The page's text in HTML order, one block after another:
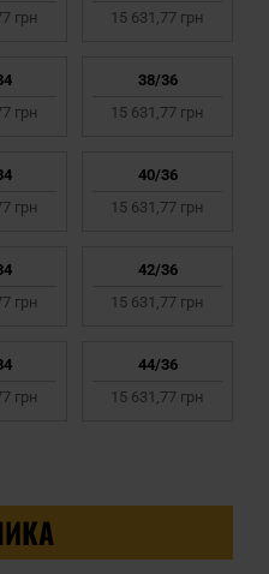
грн
15 631,77 грн
грн
38/36
15 631,77 грн
грн
40/36
15 631,77 грн
грн
42/36
15 631,77 грн
грн
44/36
15 631,77 грн